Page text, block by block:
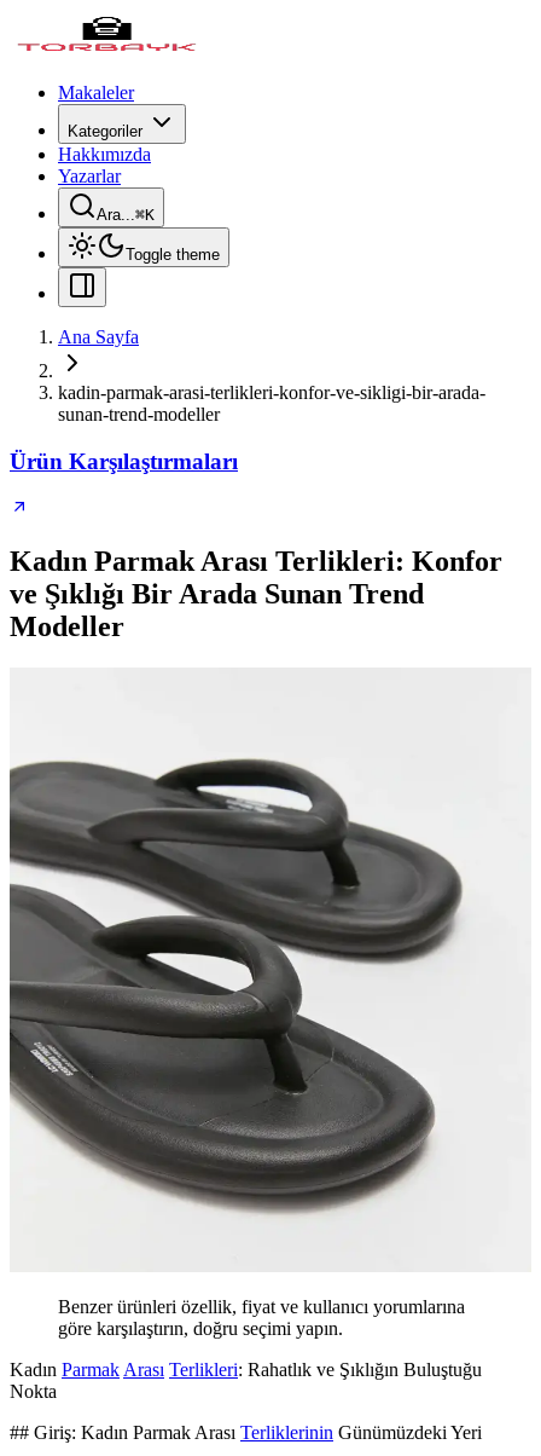
Makaleler
Kategoriler
Hakkımızda
Yazarlar
Ara...⌘K
Toggle theme
Ana Sayfa
kadin-parmak-arasi-terlikleri-konfor-ve-sikligi-bir-arada-
sunan-trend-modeller
Ürün Karşılaştırmaları
Kadın Parmak Arası Terlikleri: Konfor
ve Şıklığı Bir Arada Sunan Trend
Modeller
Benzer ürünleri özellik, fiyat ve kullanıcı yorumlarına
göre karşılaştırın, doğru seçimi yapın.
Kadın Parmak Arası Terlikleri: Rahatlık ve Şıklığın Buluştuğu
Nokta
## Giriş: Kadın Parmak Arası Terliklerinin Günümüzdeki Yeri